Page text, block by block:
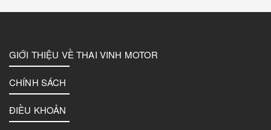
GIỚI THIỆU VỀ THAI VINH MOTOR
CHÍNH SÁCH
ĐIỀU KHOẢN